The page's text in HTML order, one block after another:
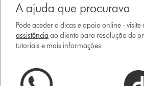
A ajuda que procurava
Pode aceder a dicas e apoio online - visite
assistência ao cliente para resolução de
tutoriais e mais informações